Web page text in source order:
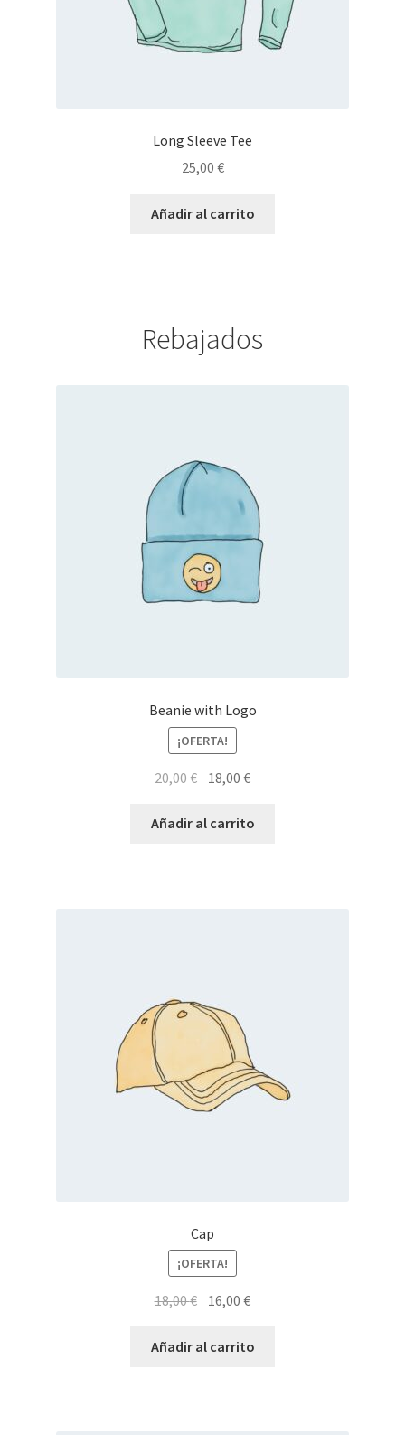
Long Sleeve Tee
25,00 €
Añadir al carrito
Rebajados
Beanie with Logo
¡OFERTA!
20,00€ El
original
18,00€El
actual
Añadir al carrito
Cap
¡OFERTA!
18,00€ El
original
16,00€El
actual
Añadir al carrito